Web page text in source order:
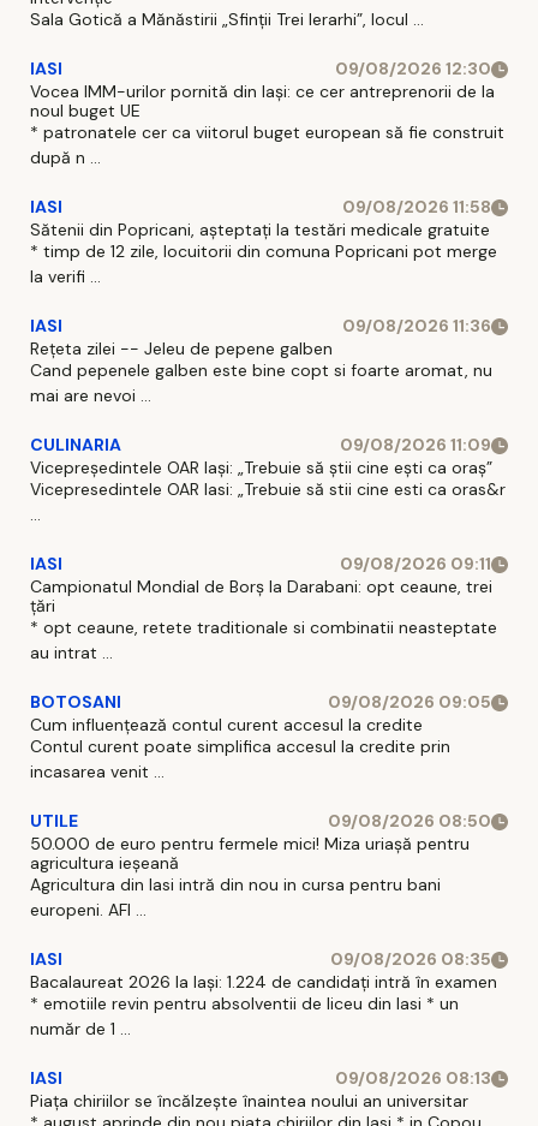
Sala Gotică a Mănăstirii „Sfinţii Trei Ierarhi”, locul ...
IASI
09/08/2026 12:30
Vocea IMM-urilor pornită din Iași: ce cer antreprenorii de la
noul buget UE
* patronatele cer ca viitorul buget european să fie construit
după n ...
IASI
09/08/2026 11:58
Sătenii din Popricani, așteptați la testări medicale gratuite
* timp de 12 zile, locuitorii din comuna Popricani pot merge
la verifi ...
IASI
09/08/2026 11:36
Rețeta zilei -- Jeleu de pepene galben
Cand pepenele galben este bine copt si foarte aromat, nu
mai are nevoi ...
CULINARIA
09/08/2026 11:09
Vicepreședintele OAR Iași: „Trebuie să știi cine ești ca oraș”
Vicepresedintele OAR Iasi: „Trebuie să stii cine esti ca oras&r
...
IASI
09/08/2026 09:11
Campionatul Mondial de Borș la Darabani: opt ceaune, trei
țări
* opt ceaune, retete traditionale si combinatii neasteptate
au intrat ...
BOTOSANI
09/08/2026 09:05
Cum influențează contul curent accesul la credite
Contul curent poate simplifica accesul la credite prin
incasarea venit ...
UTILE
09/08/2026 08:50
50.000 de euro pentru fermele mici! Miza uriașă pentru
agricultura ieșeană
Agricultura din Iasi intră din nou in cursa pentru bani
europeni. AFI ...
IASI
09/08/2026 08:35
Bacalaureat 2026 la Iași: 1.224 de candidați intră în examen
* emotiile revin pentru absolventii de liceu din Iasi * un
număr de 1 ...
IASI
09/08/2026 08:13
Piața chiriilor se încălzește înaintea noului an universitar